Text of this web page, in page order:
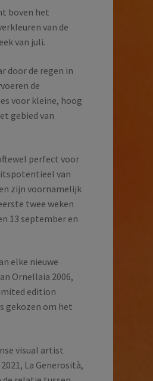
boven het
van de
van juli.
door de regen in
de
voor kleine, hoog
gebied van
perfect voor
van
zijn voornamelijk
twee weken
13 september en
elke nieuwe
Ornellaia 2006,
edition
gekozen om het
visual artist
La Generosità,